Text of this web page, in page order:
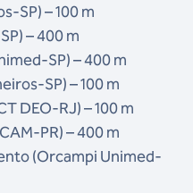
SP) – 100 m
– 400 m
SP) – 400 m
SP) – 100 m
DEO-RJ) – 100 m
PR) – 400 m
(Orcampi Unimed-